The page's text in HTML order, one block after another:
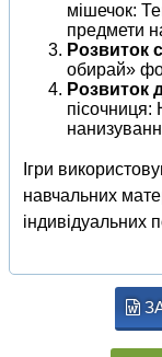
мішечок:
предмети
Розвиток
обирай»
Розвиток
Ігри
навчальних
індивідуальних